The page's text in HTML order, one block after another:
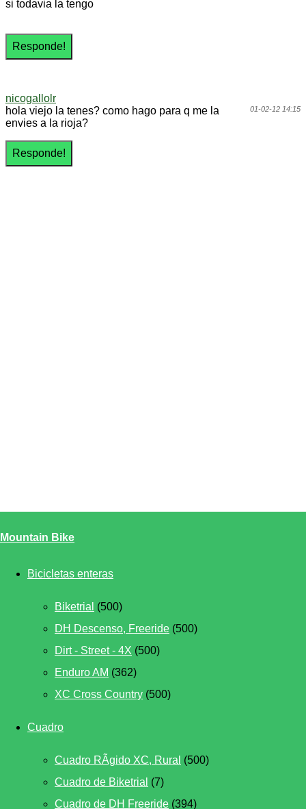
si todavia la tengo
nicogallolr
01-02-12 14:15
hola viejo la tenes? como hago para q me la
envies a la rioja?
Mountain Bike
Bicicletas enteras
Biketrial (500)
DH Descenso, Freeride (500)
Dirt - Street - 4X (500)
Enduro AM (362)
XC Cross Country (500)
Cuadro
Cuadro RÃ­gido XC, Rural (500)
Cuadro de Biketrial (7)
Cuadro de DH Freeride (394)